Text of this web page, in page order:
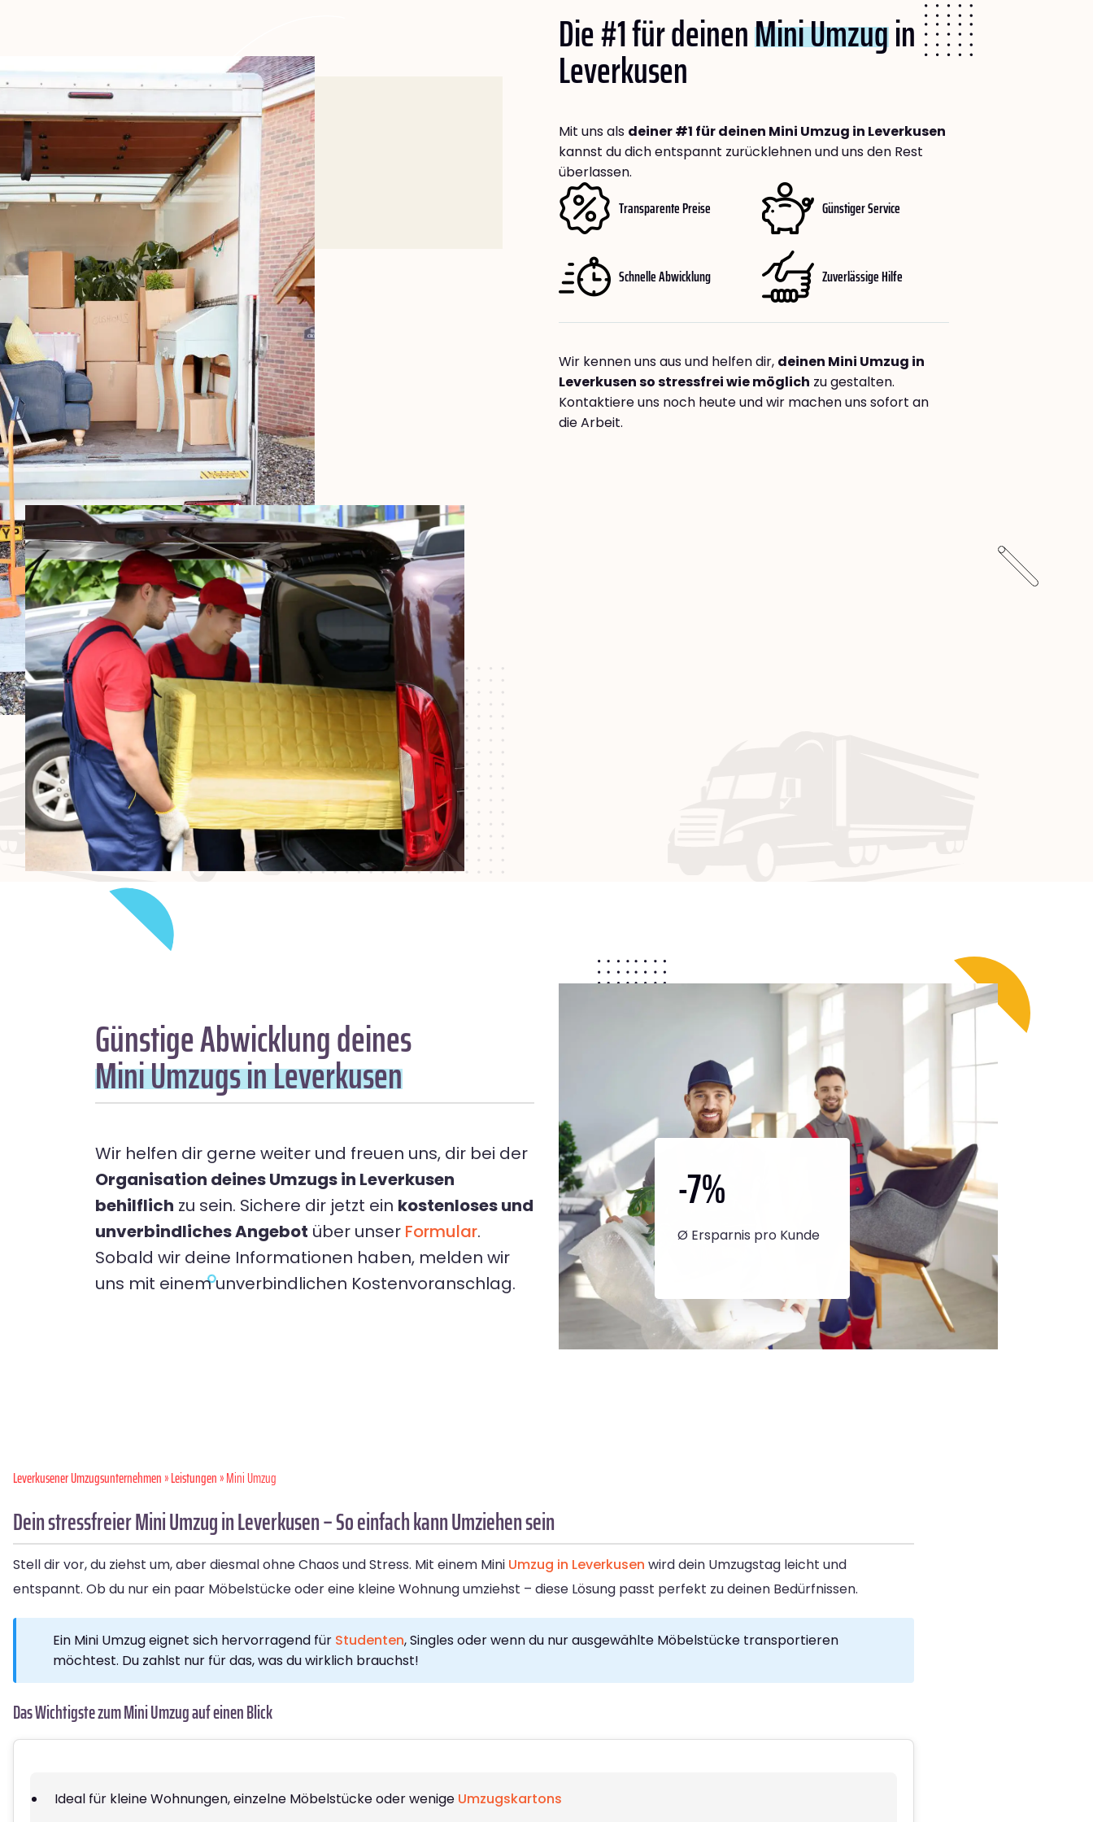
Die #1 für deinenMini Umzugin
Leverkusen
Mit uns als deiner #1 für deinen Mini Umzug in Leverkusen
kannst du dich entspannt zurücklehnen und uns den Rest
überlassen.
Transparente Preise Günstiger Service
Schnelle Abwicklung Zuverlässige Hilfe
Wir kennen uns aus und helfen dir, deinen Mini Umzug in
Leverkusen so stressfrei wie möglich zu gestalten.
Kontaktiere uns noch heute und wir machen uns sofort an
die Arbeit.
Günstige Abwicklung deines
Mini Umzugs in Leverkusen
Wir helfen dir gerne weiter und freuen uns, dir bei der
Organisation deines Umzugs in Leverkusen
behilflich zu sein. Sichere dir jetzt ein kostenloses und
unverbindliches Angebot über unser Formular.
Sobald wir deine Informationen haben, melden wir
uns mit einem unverbindlichen Kostenvoranschlag.
-7%
Ø Ersparnis pro Kunde
Leverkusener Umzugsunternehmen»Leistungen» Mini Umzug
Dein stressfreier Mini Umzug in Leverkusen – So einfach kann Umziehen sein
Stell dir vor, du ziehst um, aber diesmal ohne Chaos und Stress. Mit einem Mini Umzug in Leverkusen wird dein Umzugstag leicht und
entspannt. Ob du nur ein paar Möbelstücke oder eine kleine Wohnung umziehst – diese Lösung passt perfekt zu deinen Bedürfnissen.
Ein Mini Umzug eignet sich hervorragend für Studenten, Singles oder wenn du nur ausgewählte Möbelstücke transportieren
möchtest. Du zahlst nur für das, was du wirklich brauchst!
Das Wichtigste zum Mini Umzug auf einen Blick
Ideal für kleine Wohnungen, einzelne Möbelstücke oder wenige Umzugskartons